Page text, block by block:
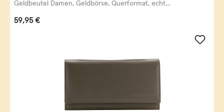
Geldbeutel Damen, Geldbörse, Querformat, echt...
Regulärer Preis:
59,95 €